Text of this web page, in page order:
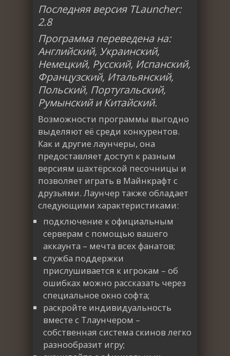
Последняя версия TLauncher:
2.8
Программа переведена на:
Английский, Украинский,
Немецкий, Русский, Испанский,
Французский, Итальянский,
Польский, Португальский,
Румынский и Китайский.
Возможности программы выгодно
выделяют её среди конкурентов.
Как и другие лаунчеры, она
предоставляет доступ к разным
версиям шахтёрской песочницы и
позволяет играть в Майнкрафт с
друзьями. Лаунчер также обладает
следующими характеристиками:
подключение к официальным
серверам с помощью вашего
аккаунта – мечта всех фанатов;
служба поддержки
прислушивается к игрокам – об
ошибках можно рассказать через
специальное окно софта;
раскройте индивидуальность
вместе с Тлаунчером –
собственная система скинов легко
разнообразит игру;